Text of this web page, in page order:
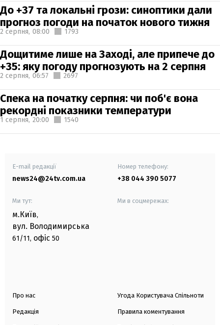
До +37 та локальні грози: синоптики дали
прогноз погоди на початок нового тижня
2 серпня, 08:00 1793
Дощитиме лише на Заході, але припече до
+35: яку погоду прогнозують на 2 серпня
2 серпня, 06:57 2697
Спека на початку серпня: чи поб'є вона
рекордні показники температури
1 серпня, 20:00 1540
E-mail редакції
news24@24tv.com.ua
Номер телефону:
+38 044 390 5077
Ми тут:
м.Київ,
вул. Володимирська
61/11, офіс 50
Ми в соцмережах:
Про нас
Редакція
Угода Користувача Спільноти
Правила коментування